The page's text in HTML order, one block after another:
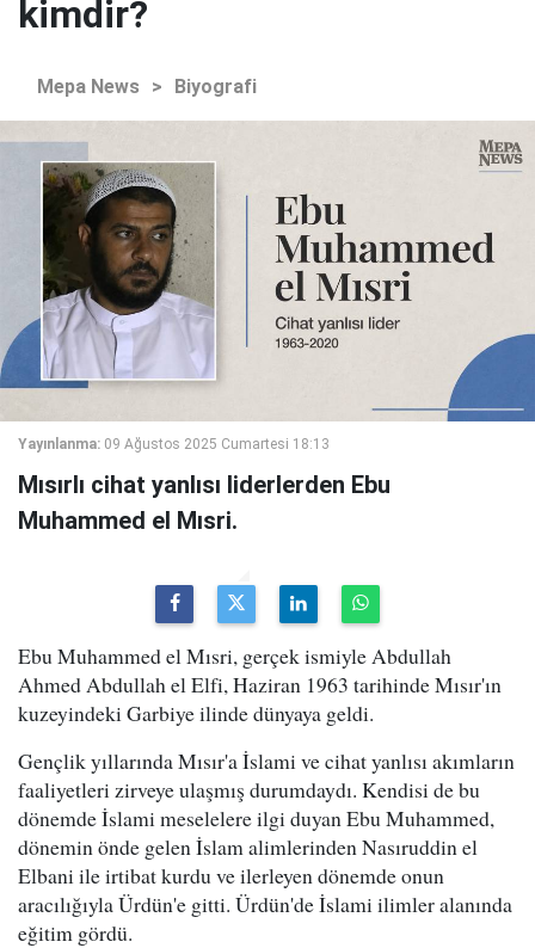
kimdir?
Mepa News > Biyografi
Yayınlanma: 09 Ağustos 2025 Cumartesi 18:13
Mısırlı cihat yanlısı liderlerden Ebu
Muhammed el Mısri.
Ebu Muhammed el Mısri, gerçek ismiyle Abdullah
Ahmed Abdullah el Elfi, Haziran 1963 tarihinde Mısır'ın
kuzeyindeki Garbiye ilinde dünyaya geldi.
Gençlik yıllarında Mısır'a İslami ve cihat yanlısı akımların
faaliyetleri zirveye ulaşmış durumdaydı. Kendisi de bu
dönemde İslami meselelere ilgi duyan Ebu Muhammed,
dönemin önde gelen İslam alimlerinden Nasıruddin el
Elbani ile irtibat kurdu ve ilerleyen dönemde onun
aracılığıyla Ürdün'e gitti. Ürdün'de İslami ilimler alanında
eğitim gördü.